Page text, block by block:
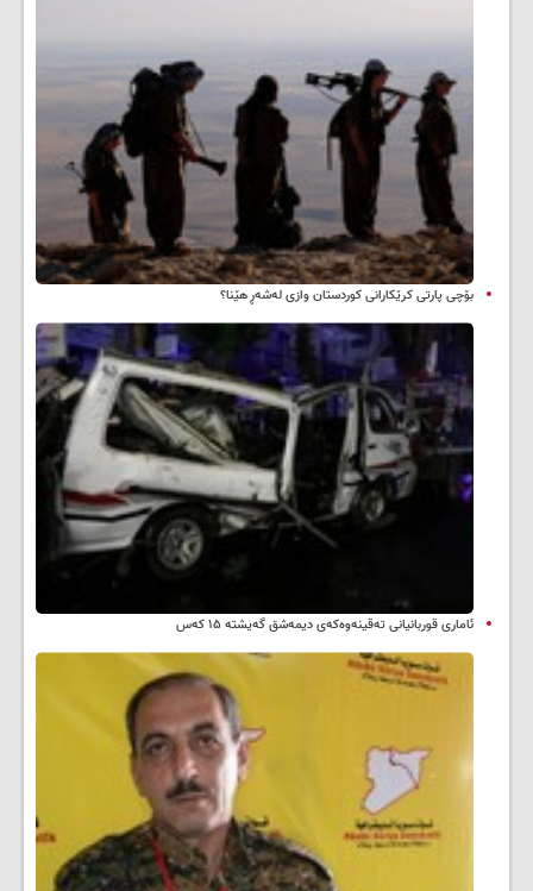
بۆچی پارتی کرێکارانی کوردستان وازی لەشەڕ هێنا؟
ئاماری قوربانیانی تەقینەوەکەی دیمەشق گەیشتە ۱۵ کەس